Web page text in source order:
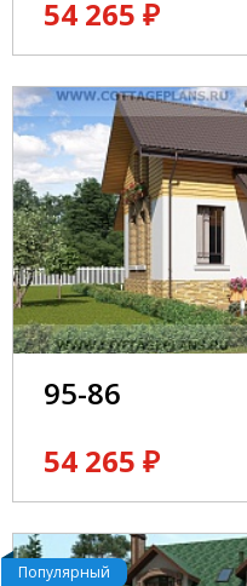
54 265 ₽
95-86
54 265 ₽
Популярный